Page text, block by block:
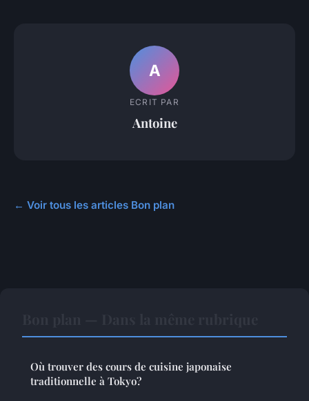
A
ECRIT PAR
Antoine
← Voir tous les articles Bon plan
Où trouver des cours de cuisine japonaise
traditionnelle à Tokyo?